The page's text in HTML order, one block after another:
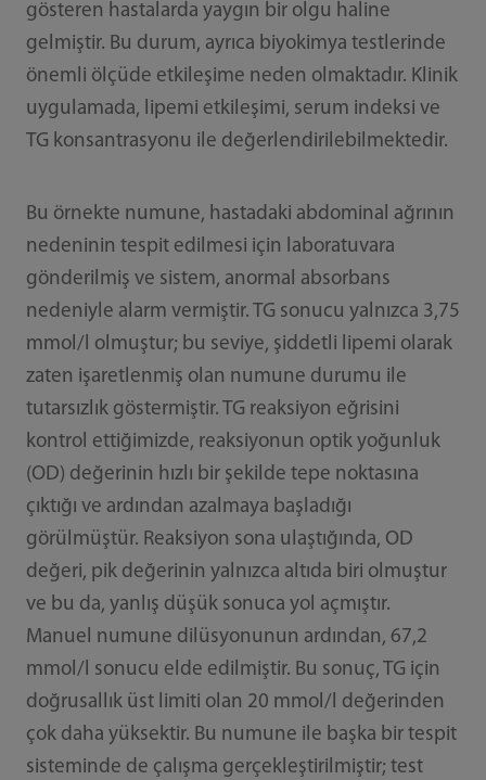
gösteren hastalarda yaygın bir olgu haline
gelmiştir. Bu durum, ayrıca biyokimya testlerinde
önemli ölçüde etkileşime neden olmaktadır. Klinik
uygulamada, lipemi etkileşimi, serum indeksi ve
TG konsantrasyonu ile değerlendirilebilmektedir.
Bu örnekte numune, hastadaki abdominal ağrının
nedeninin tespit edilmesi için laboratuvara
gönderilmiş ve sistem, anormal absorbans
nedeniyle alarm vermiştir. TG sonucu yalnızca 3,75
mmol/l olmuştur; bu seviye, şiddetli lipemi olarak
zaten işaretlenmiş olan numune durumu ile
tutarsızlık göstermiştir. TG reaksiyon eğrisini
kontrol ettiğimizde, reaksiyonun optik yoğunluk
(OD) değerinin hızlı bir şekilde tepe noktasına
çıktığı ve ardından azalmaya başladığı
görülmüştür. Reaksiyon sona ulaştığında, OD
değeri, pik değerinin yalnızca altıda biri olmuştur
ve bu da, yanlış düşük sonuca yol açmıştır.
Manuel numune dilüsyonunun ardından, 67,2
mmol/l sonucu elde edilmiştir. Bu sonuç, TG için
doğrusallık üst limiti olan 20 mmol/l değerinden
çok daha yüksektir. Bu numune ile başka bir tespit
sisteminde de çalışma gerçekleştirilmiştir; test